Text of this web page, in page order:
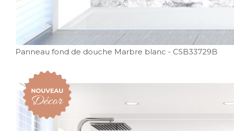
Panneau fond de douche Marbre blanc - CSB33729B